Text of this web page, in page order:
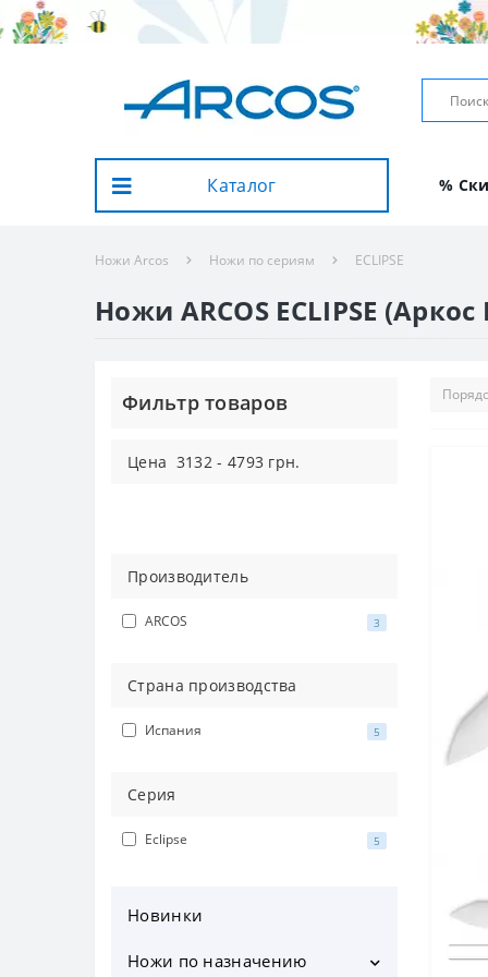
Каталог %
Ножи Arcos Ножи по сериям ECLIPSE
Ножи ARCOS ECLIPSE
Фильтр товаров
Цена 3132 - 4793 грн.
Производитель
ARCOS 3
Страна производства
Испания 5
Серия
Eclipse 5
Новинки
Ножи по назначению